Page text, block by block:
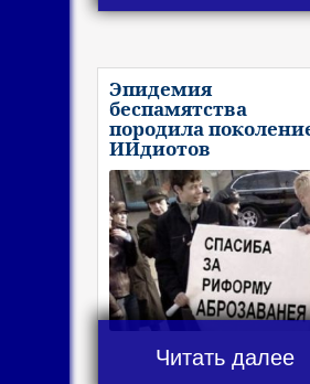
Эпидемия
беспамятства
породила
ИИдиотов
Читать далее